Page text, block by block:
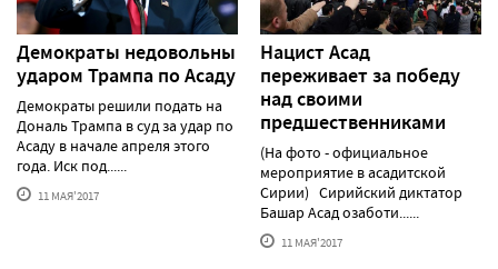
Демократы недовольны
ударом Трампа по Асаду
Демократы решили подать на
Дональ Трампа в суд за удар по
Асаду в начале апреля этого
года. Иск под......
11 МАЯ'2017
Нацист Асад
переживает за победу
над своими
предшественниками
(На фото - официальное
мероприятие в асадитской
Сирии) Сирийский диктатор
Башар Асад озаботи......
11 МАЯ'2017